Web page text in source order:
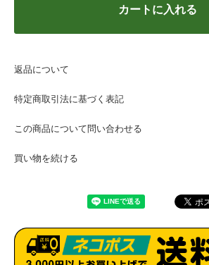
カートに入れる
返品について
特定商取引法に基づく表記
この商品について問い合わせる
買い物を続ける